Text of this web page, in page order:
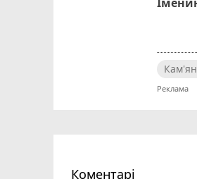
Коментарі